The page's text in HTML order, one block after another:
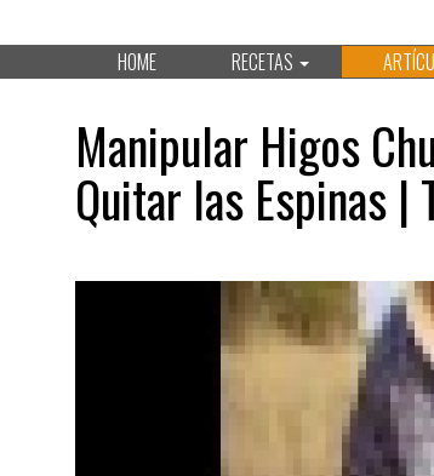
HOME RECETAS
Manipular Higos
Quitar las Espinas |